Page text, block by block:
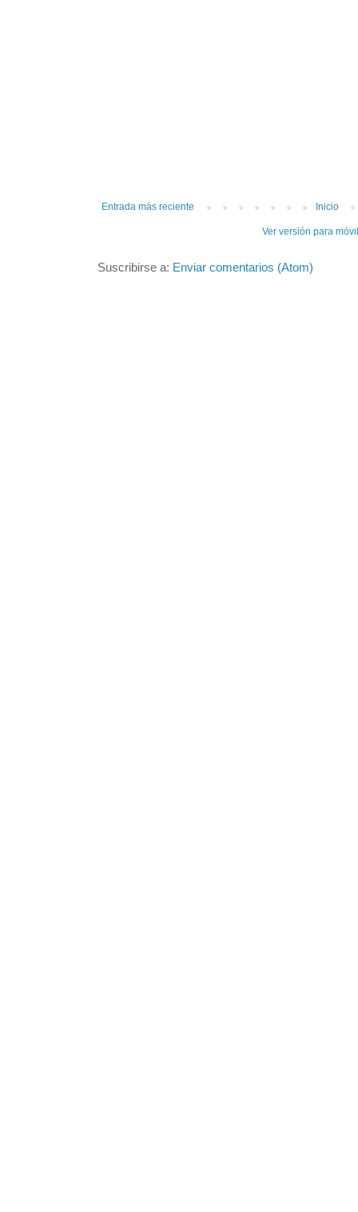
Entrada más reciente Inicio
Ver versión para
Suscribirse a: Enviar comentarios (Atom)